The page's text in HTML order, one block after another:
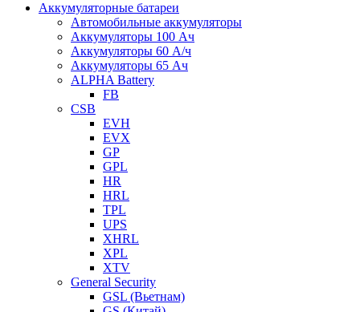
Аккумуляторные батареи
Автомобильные аккумуляторы
Аккумуляторы 100 Ач
Аккумуляторы 60 А/ч
Аккумуляторы 65 Ач
ALPHA Battery
FB
CSB
EVH
EVX
GP
GPL
HR
HRL
TPL
UPS
XHRL
XPL
XTV
General Security
GSL (Вьетнам)